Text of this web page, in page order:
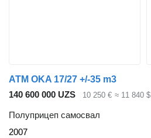
ATM OKA 17/27 +/-35 m3
140 600 000 UZS
10 250 € ≈ 11 840 $
Полуприцеп самосвал
2007